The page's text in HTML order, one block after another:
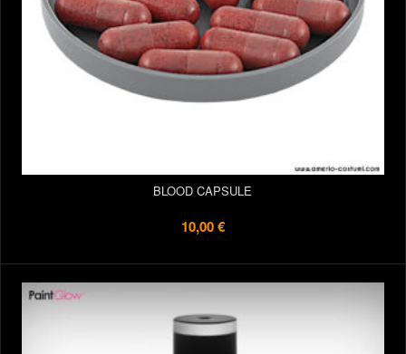
BLOOD CAPSULE
10,00 €